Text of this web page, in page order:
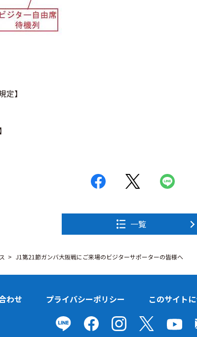
定】
一覧
J1第21節ガンバ大阪戦にご来場のビジターサポーターの皆様へ
わせ プライバシーポリシー このサイト